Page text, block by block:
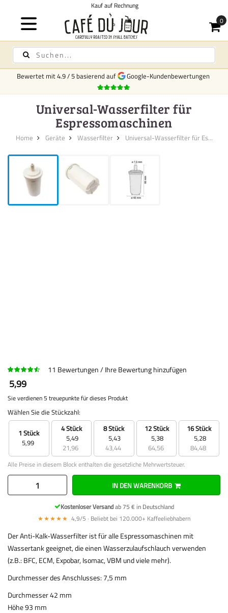
Kauf auf Rechnung
Bewertet mit4.9/5 basierend auf Google-Kundenbewertungen
Universal-Wasserfilter für
Espressomaschinen
Home Geräte Wasserfilter Universal-Wasserfilter für Es...
11 Bewertungen Ihre Bewertung hinzufügen
5,99
Sie verdienen 5 treuepunkte für dieses Produkt
Wählen Sie die Stückzahl:
1 Stück
5,99
4 Stück
5,49
21,96
8 Stück
5,43
43,44
12 Stück
5,38
64,56
16 Stück
5,28
84,48
Alle Preise in diesem Block enthalten die gesetzliche Mehrwertsteuer.
IN DEN WARENKORB
Kostenloser Versandab 75 € in Deutschland
★★★★★ 4,9/5 · Beliebt bei 120.000+ Kaffeeliebhabern
Der Anti-Kalk-Wasserfilter ist für alle Espressomaschinen mit
Wassertank geeignet, die einen Wasserzulaufschlauch verwenden
(z.B.: BFC, ECM, Expobar, Isomac, VBM und viele mehr).
Durchmesser des Anschlusses: 7,5 mm
Durchmesser 42 mm
Höhe 93 mm